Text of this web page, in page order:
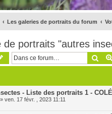
Les galeries de portraits du forum
de portraits "autres
- Liste des portraits 1 -
» ven. 17 févr. , 2023 11:11